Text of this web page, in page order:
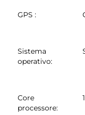
GPS :
Sistema
operativo:
Core
processore: